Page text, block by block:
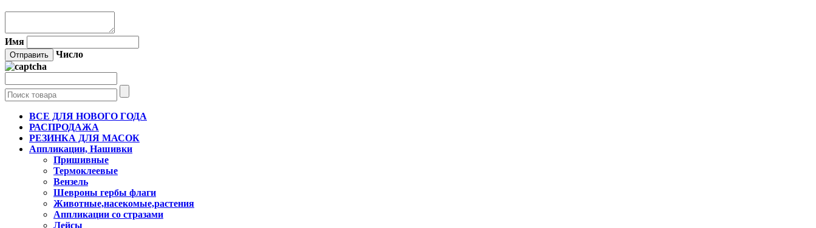
Имя
Число
ВСЕ ДЛЯ НОВОГО ГОДА
РАСПРОДАЖА
РЕЗИНКА ДЛЯ МАСОК
Аппликации, Нашивки
Пришивные
Термоклеевые
Вензель
Шевроны гербы флаги
Животные,насекомые,растения
Аппликации со стразами
Лейсы